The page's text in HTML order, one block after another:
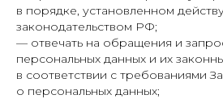
в порядке, установленном
законодательством РФ;
— отвечать на обращения и
персональных данных и их
в соответствии с требованиями
о персональных данных;